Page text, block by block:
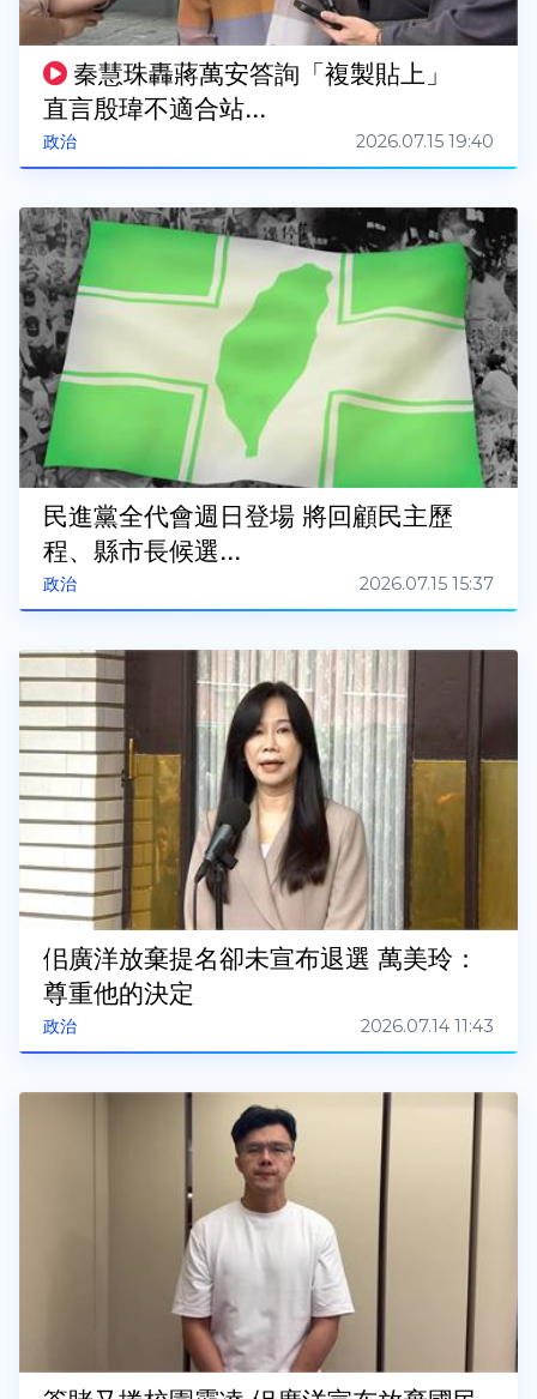
政治
秦慧珠轟蔣萬安答詢「複製貼上」
直言殷瑋不適合站...
2026.07.15 19:40
政治
民進黨全代會週日登場 將回顧民主歷
程、縣市長候選...
2026.07.15 15:37
政治
佀廣洋放棄提名卻未宣布退選 萬美玲：
尊重他的決定
2026.07.14 11:43